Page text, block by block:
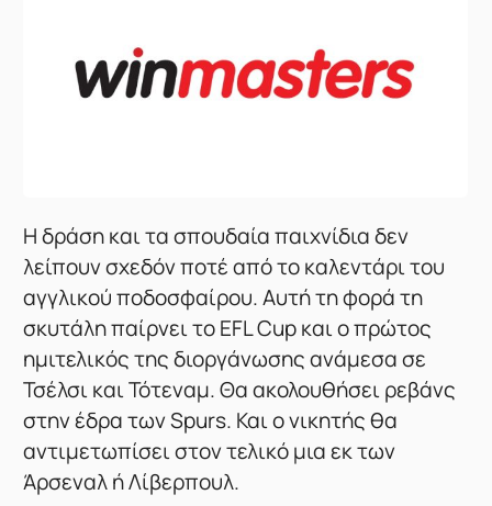
Η δράση και τα σπουδαία παιχνίδια δεν
λείπουν σχεδόν ποτέ από το καλεντάρι του
αγγλικού ποδοσφαίρου. Αυτή τη φορά τη
σκυτάλη παίρνει το EFL Cup και ο πρώτος
ημιτελικός της διοργάνωσης ανάμεσα σε
Τσέλσι και Τότεναμ. Θα ακολουθήσει ρεβάνς
στην έδρα των Spurs. Και ο νικητής θα
αντιμετωπίσει στον τελικό μια εκ των
Άρσεναλ ή Λίβερπουλ.